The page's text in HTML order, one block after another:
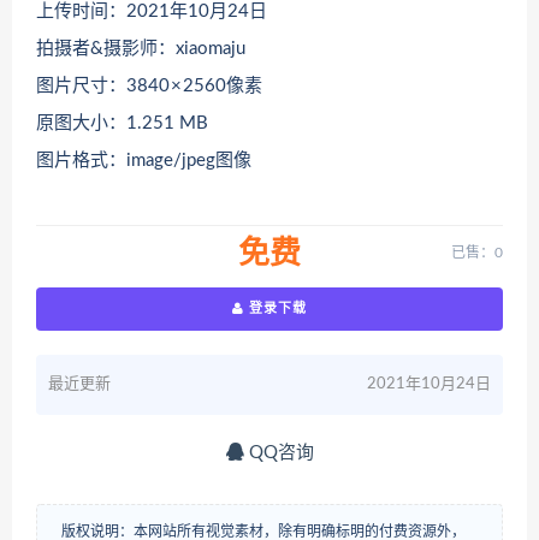
上传时间：2021年10月24日
拍摄者&摄影师：xiaomaju
图片尺寸：3840 × 2560像素
原图大小：1.251 MB
图片格式：image/jpeg图像
免费 已售：0
登录下载
最近更新 2021年10月24日
QQ咨询
版权说明：本网站所有视觉素材，除有明确标明的付费资源外，